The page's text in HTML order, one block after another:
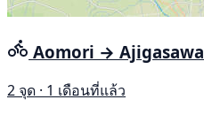
Aomori → Ajigasawa
2 จุด · 1 เดือนที่แล้ว